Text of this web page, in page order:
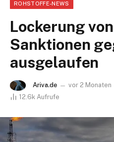
ROHSTOFFE-NEWS
Lockerung
Sanktionen
ausgelaufen
Ariva.de vor 2 Monaten
12.6k Aufrufe